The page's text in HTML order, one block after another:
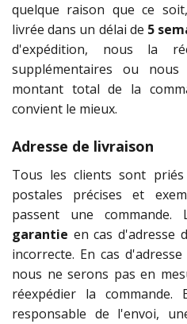
quelque raison que ce
livrée dans un délai de 5
d'expédition, nous la
supplémentaires ou
montant total de la
convient le mieux.
Adresse de livraison
Tous les clients sont
postales précises et
passent une commande.
garantie en cas d'adresse
incorrecte. En cas
nous ne serons pas en
réexpédier la commande.
responsable de l'envoi,